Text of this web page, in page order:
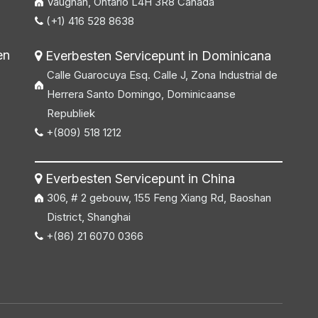
 (+1) 416 528 8638
Everbesten Servicepunt in Dominicana
Calle Guarocuya Esq. Calle J, Zona Industrial de
Herrera Santo Domingo, Dominicaanse
Republiek
 +(809) 518 1212
Everbesten Servicepunt in China
306, # 2 gebouw, 155 Feng Xiang Rd, Baoshan
District, Shanghai
 +(86) 21 6070 0366